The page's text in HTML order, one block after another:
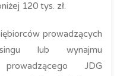
120 tys. zł.
prowadzących
lub wynajmu
JDG